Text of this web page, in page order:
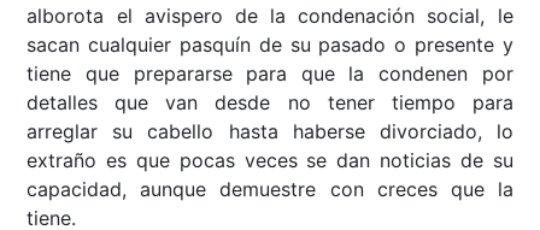
alborota el avispero de la condenación social, le
sacan cualquier pasquín de su pasado o presente y
tiene que prepararse para que la condenen por
detalles que van desde no tener tiempo para
arreglar su cabello hasta haberse divorciado, lo
extraño es que pocas veces se dan noticias de su
capacidad, aunque demuestre con creces que la
tiene.